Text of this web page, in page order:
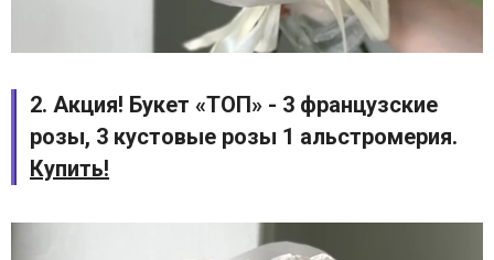
2. Акция! Букет «ТОП» - 3 французские
розы, 3 кустовые розы 1 альстромерия.
Купить!